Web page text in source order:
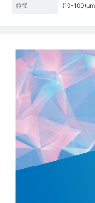
粒径 (10-100)µm